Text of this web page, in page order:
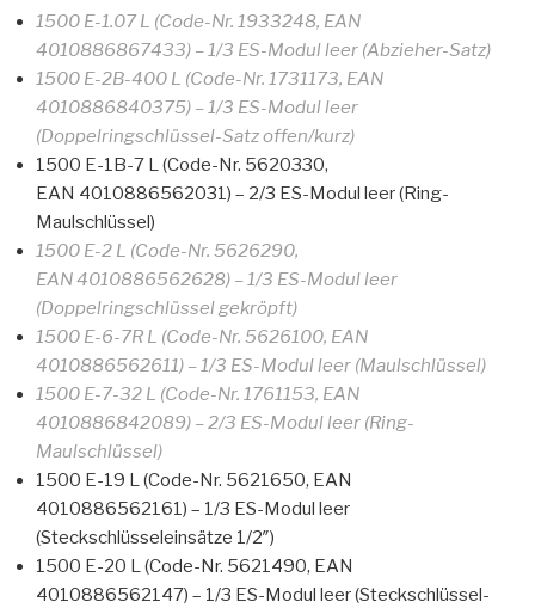
1500 E-1.07 L (Code-Nr. 1933248, EAN
4010886867433) – 1/3 ES-Modul leer (Abzieher-Satz)
1500 E-2B-400 L (Code-Nr. 1731173, EAN
4010886840375) – 1/3 ES-Modul leer
(Doppelringschlüssel-Satz offen/kurz)
1500 E-1B-7 L (Code-Nr. 5620330,
EAN 4010886562031) – 2/3 ES-Modul leer (Ring-
Maulschlüssel)
1500 E-2 L (Code-Nr. 5626290,
EAN 4010886562628) – 1/3 ES-Modul leer
(Doppelringschlüssel gekröpft)
1500 E-6-7R L (Code-Nr. 5626100, EAN
4010886562611) – 1/3 ES-Modul leer (Maulschlüssel)
1500 E-7-32 L (Code-Nr. 1761153, EAN
4010886842089) – 2/3 ES-Modul leer (Ring-
Maulschlüssel)
1500 E-19 L (Code-Nr. 5621650, EAN
4010886562161) – 1/3 ES-Modul leer
(Steckschlüsseleinsätze 1/2″)
1500 E-20 L (Code-Nr. 5621490, EAN
4010886562147) – 1/3 ES-Modul leer (Steckschlüssel-